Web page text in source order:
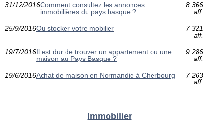
31/12/2016Comment consultez les annonces
immobilières du pays basque ?
8 366
aff.
25/9/2016Ou stocker votre mobilier
7 321
aff.
19/7/2016Il est dur de trouver un appartement ou une
maison au Pays Basque ?
9 286
aff.
19/6/2016Achat de maison en Normandie à Cherbourg
7 263
aff.
Immobilier